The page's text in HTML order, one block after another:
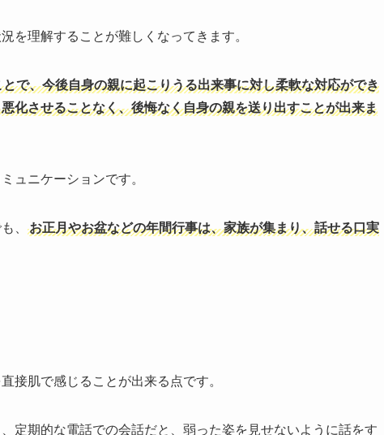
を理解することが難しくなってきます。
で、今後自身の親に起こりうる出来事に対し柔軟な対応ができ
化させることなく、後悔なく自身の親を送り出すことが出来ま
ュニケーションです。
、
お正月やお盆などの年間行事は、家族が集まり、話せる口実
接肌で感じることが出来る点です。
定期的な電話での会話だと、弱った姿を見せないように話をす